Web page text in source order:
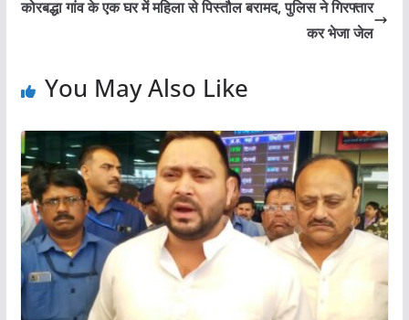
कोरबद्धा गांव के एक घर में महिला से पिस्तौल बरामद, पुलिस ने गिरफ्तार
कर भेजा जेल
You May Also Like